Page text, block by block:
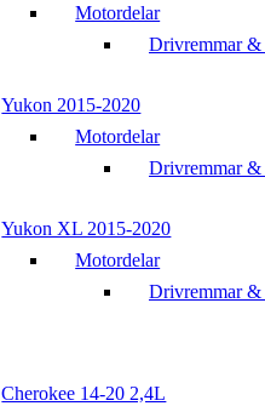
Motordelar
Drivremmar &
Yukon 2015-2020
Motordelar
Drivremmar &
Yukon XL 2015-2020
Motordelar
Drivremmar &
Cherokee 14-20 2,4L